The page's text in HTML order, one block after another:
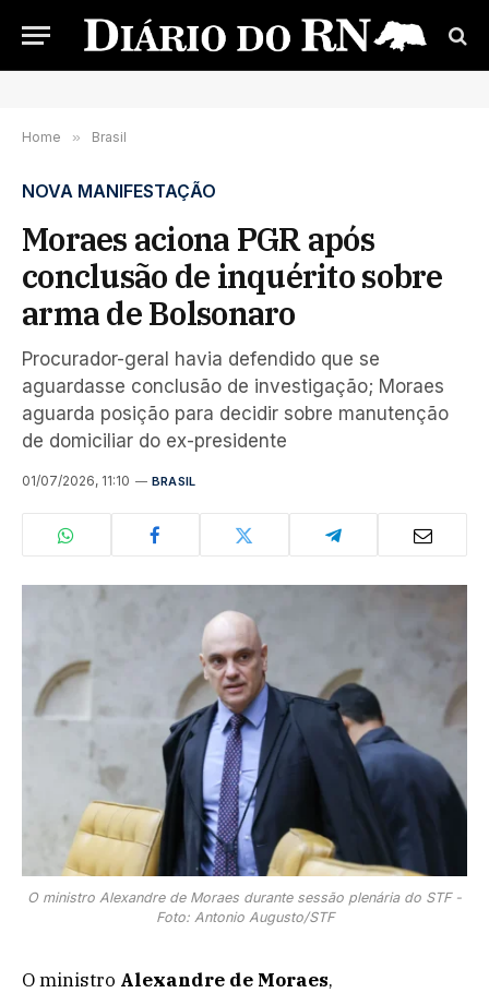
Home » Brasil
NOVA MANIFESTAÇÃO
Moraes aciona PGR após
conclusão de inquérito sobre
arma de Bolsonaro
Procurador-geral havia defendido que se
aguardasse conclusão de investigação; Moraes
aguarda posição para decidir sobre manutenção
de domiciliar do ex-presidente
01/07/2026, 11:10 BRASIL
O ministro Alexandre de Moraes durante sessão plenária do STF -
Foto: Antonio Augusto/STF
O ministro Alexandre de Moraes,